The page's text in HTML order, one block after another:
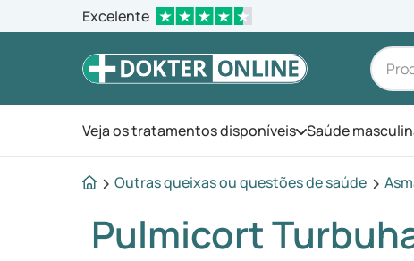
Excelente
Veja os tratamentos disponíveisAbra o menu
Saúde
Outras queixas ou questões de saúde
Pulmicort